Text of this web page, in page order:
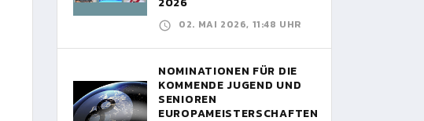
02. MAI 2026, 11:48 UHR
NOMINATIONEN FÜR DIE
KOMMENDE JUGEND UND
SENIOREN
EUROPAMEISTERSCHAFTEN